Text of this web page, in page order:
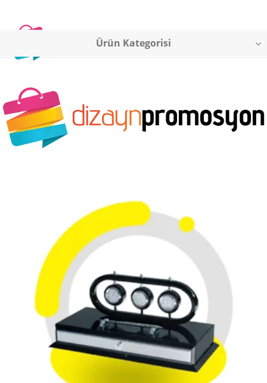
Ürün Kategorisi